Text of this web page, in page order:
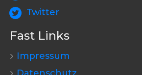
Twitter
Fast Links
Impressum